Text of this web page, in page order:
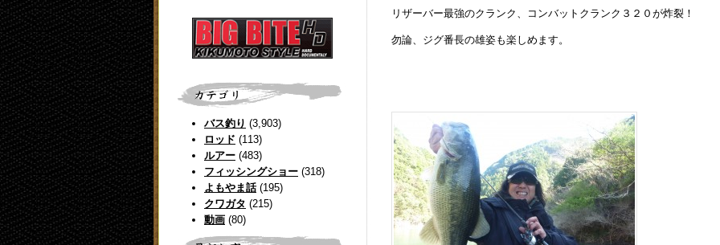
バス釣り (3,903)
ロッド (113)
ルアー (483)
フィッシングショー (318)
よもやま話(195)
クワガタ (215)
動画 (80)
リザーバー最強のクランク、コンバットクランク３２０が炸裂！
勿論、ジグ番長の雄姿も楽しめます。